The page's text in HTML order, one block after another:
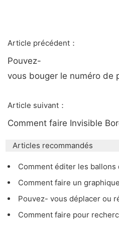
Article précédent：
Pouvez-
vous bouger le numéro de
Article suivant：
Comment faire Invisible
Articles recommandés
Comment éditer les ballons
Comment faire un
Pouvez- vous déplacer ou
Comment faire pour